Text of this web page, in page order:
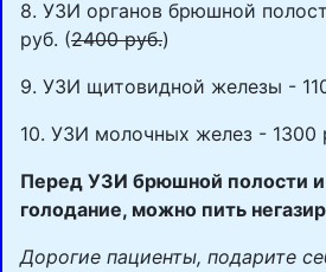
8. УЗИ органов брюшной
руб. (2400 руб.)
9. УЗИ щитовидной железы -
10. УЗИ молочных желез - 1300
Перед УЗИ брюшной полости и
голодание, можно пить
Дорогие пациенты, подарите